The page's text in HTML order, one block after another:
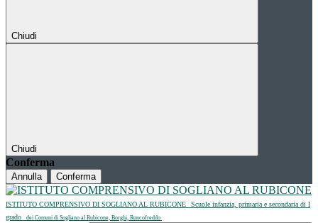
Chiudi
Chiudi
Conferma
Annulla Conferma
ISTITUTO COMPRENSIVO DI SOGLIANO AL RUBICONE
Scuole infanzia, primaria e secondaria di I
grado
dei Comuni di Sogliano al Rubicone, Borghi, Roncofreddo